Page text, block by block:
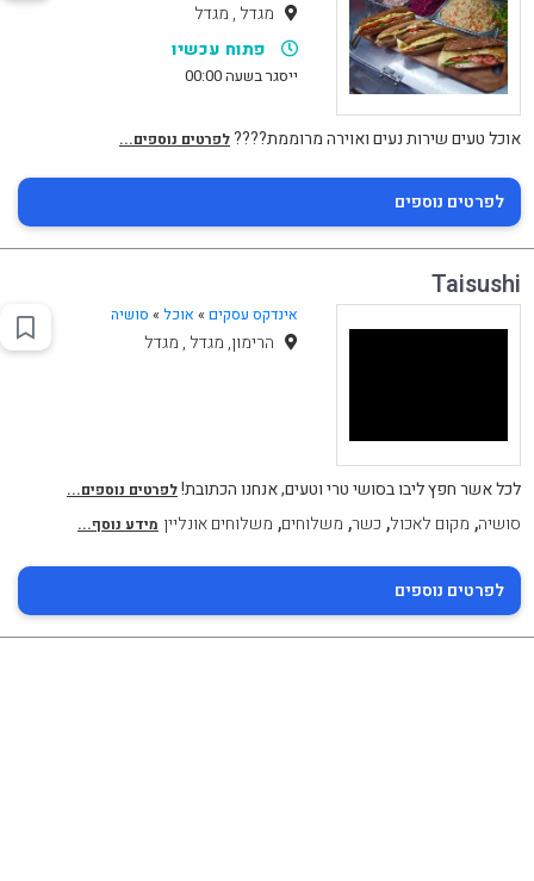
מגדל , מגדל
פתוח עכשיו
ייסגר בשעה 00:00
אוכל טעים שירות נעים ואוירה מרוממת????לפרטים נוספים...
לפרטים נוספים
Taisushi
אינדקס עסקים » אוכל» סושיה
הרימון, מגדל , מגדל
לכל אשר חפץ ליבו בסושי טרי וטעים, אנחנו הכתובת!לפרטים נוספים...
סושיה, מקום לאכול, כשר, משלוחים, משלוחים אונליין מידע נוסף...
לפרטים נוספים